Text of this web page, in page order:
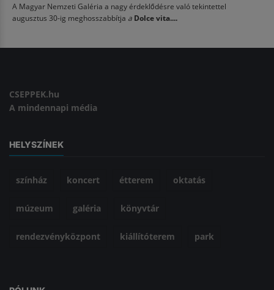
A Magyar Nemzeti Galéria a nagy érdeklődésre való tekintettel
augusztus 30-ig meghosszabbítja a Dolce vita....
CSEPPEK.hu
A mindennapi média
HELYSZÍNEK
színház koncert étterem oktatás
múzeum galéria könyvtár
rendezvényközpont kiállítóterem park